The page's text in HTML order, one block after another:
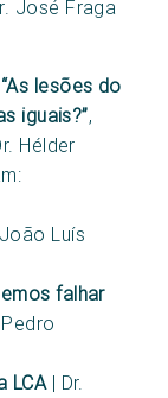
José Fraga
“As lesões do
iguais?”,
Hélder
Luís
falhar
LCA | Dr.